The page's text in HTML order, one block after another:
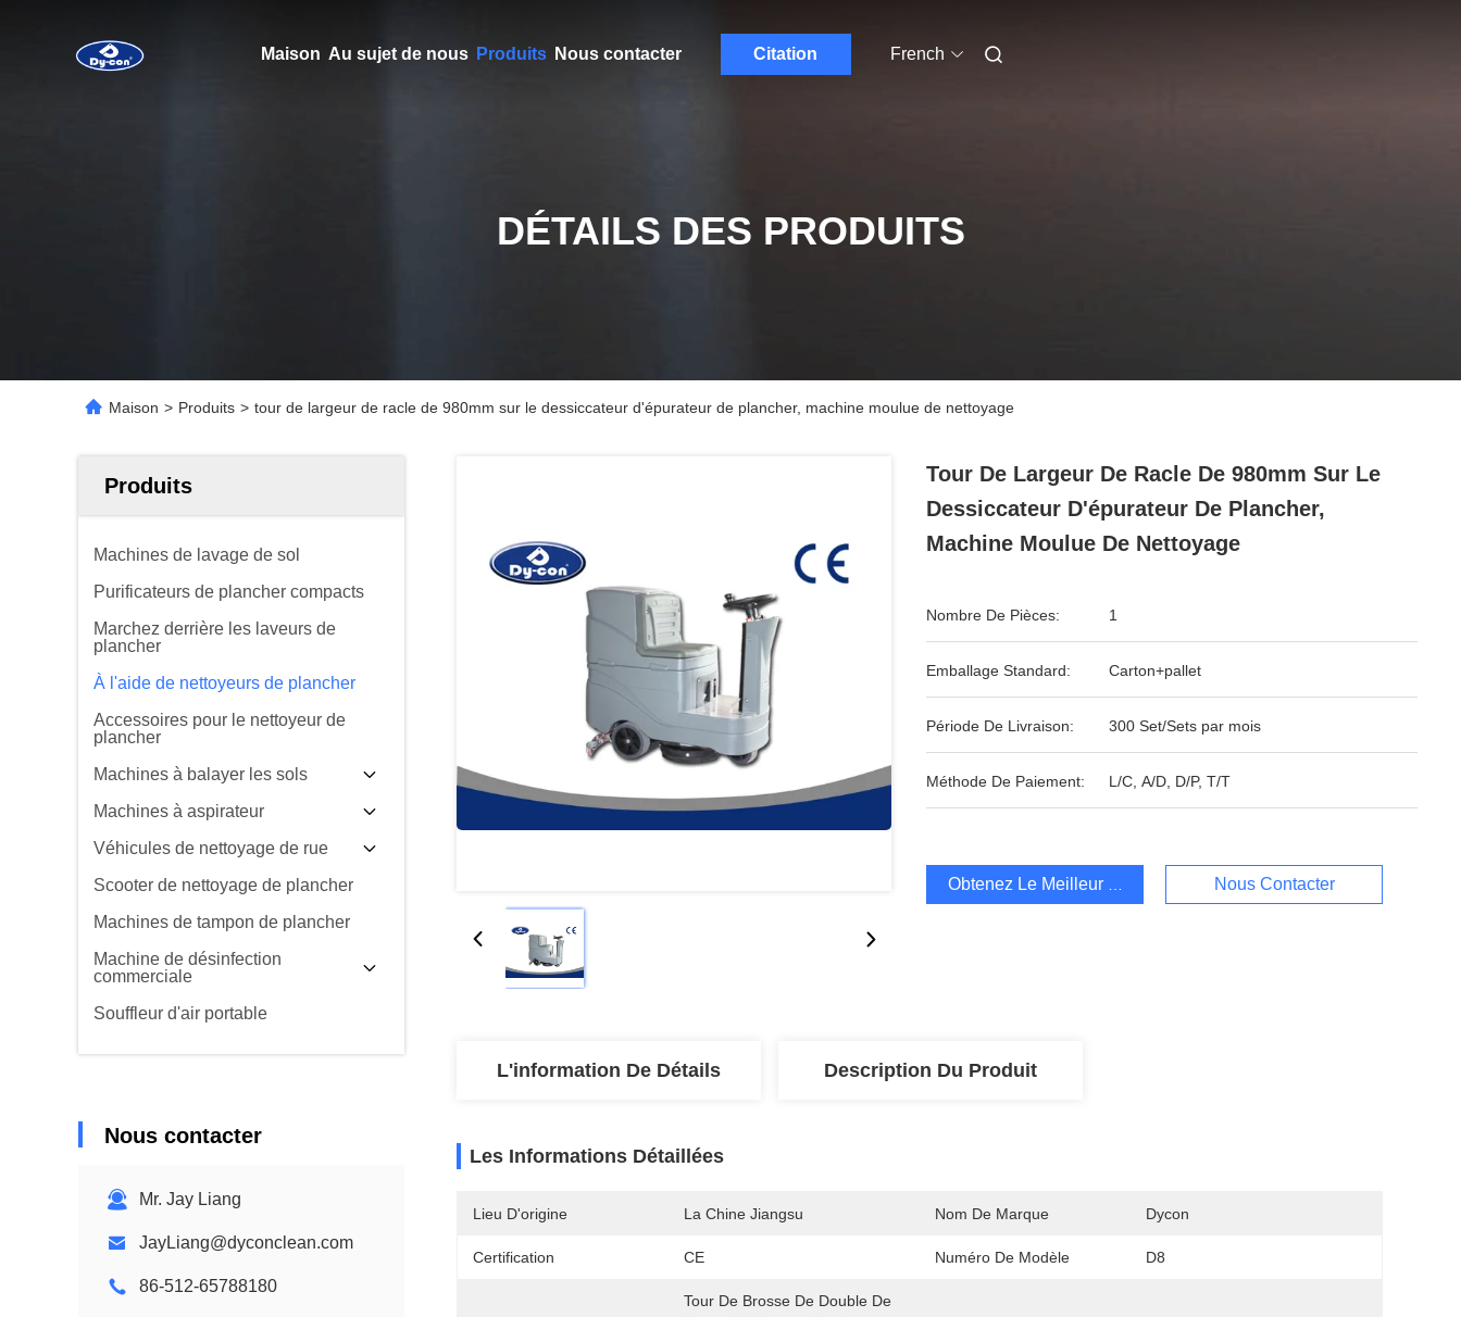
Maison Au sujet de nous Produits Nous contacter Citation French
DÉTAILS DES PRODUITS
Maison > Produits > tour de largeur de racle de 980mm sur le dessiccateur d'épurateur de plancher, machine moulue de nettoyage
Produits
Machines de lavage de sol
Purificateurs de plancher compacts
Marchez derrière les laveurs de
plancher
À l'aide de nettoyeurs de plancher
Accessoires pour le nettoyeur de
plancher
Machines à balayer les sols
Machines à aspirateur
Véhicules de nettoyage de rue
Scooter de nettoyage de plancher
Machines de tampon de plancher
Machine de désinfection
commerciale
Souffleur d'air portable
Nous contacter
Mr. Jay Liang
JayLiang@dyconclean.com
86-512-65788180
Tour De Largeur De Racle De 980mm Sur Le
Dessiccateur D'épurateur De Plancher,
Machine Moulue De Nettoyage
Nombre De Pièces: 1
Emballage Standard: Carton+pallet
Période De Livraison: 300 Set/Sets par mois
Méthode De Paiement: L/C, A/D, D/P, T/T
Obtenez Le Meilleur Prix Nous Contacter
L'information De Détails Description Du Produit
Les Informations Détaillées
Lieu D'origine La Chine Jiangsu Nom De Marque Dycon
Certification CE Numéro De Modèle D8
Tour De Brosse De Double De